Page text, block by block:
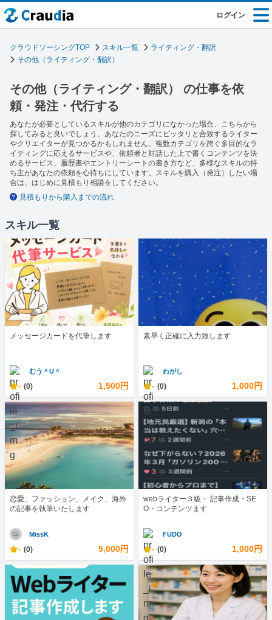
ログイン
クラウドソーシングTOP スキル一覧
ライティング・翻訳
その他（ライティング・翻訳）
その他（ライティング・翻訳） の仕事を依
頼・発注・代行する
あなたが必要としているスキルが他のカテゴリになかった場合、こちらから
探してみると良いでしょう。あなたのニーズにピッタリと合致するライター
やクリエイターが見つかるかもしれません。複数カテゴリを跨ぐ多目的なラ
イティングに応えるサービスや、依頼者と対話した上で書くコンテンツを決
めるサービス、履歴書やエントリーシートの書き方など、多様なスキルの持
ち主があなたの依頼を心待ちにしています。スキルを購入（発注）したい場
合は、はじめに見積もり相談をしてください。
見積もりから購入までの流れ
スキル一覧
メッセージカードを代筆します
むう＾U＾
- (0) 1,500円
素早く正確に入力致します
わがし
- (0) 1,000円
恋愛、ファッション、メイク、海外
の記事を執筆いたします
MissK
- (0) 5,000円
webライター３級・ 記事作成・SE
O・コンテンツます
FUDO
- (0) 1,000円